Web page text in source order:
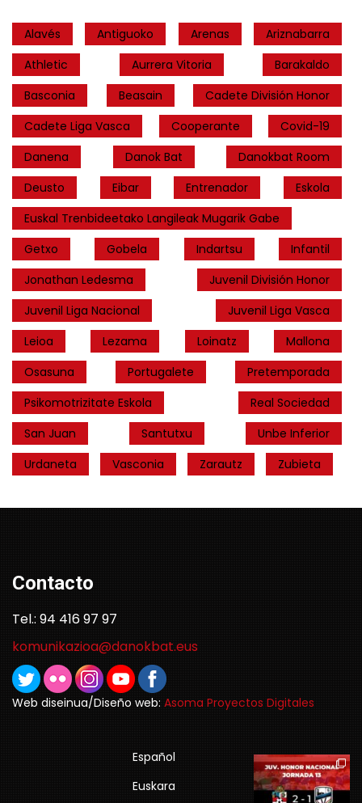
Alavés Antiguoko Arenas
Ariznabarra
Athletic
Aurrera Vitoria
Barakaldo
Basconia
Beasain
Cadete División Honor
Cadete Liga Vasca
Cooperante
Covid-19
Danena
Danok Bat
Danokbat Room
Deusto
Eibar Entrenador
Eskola
Euskal Trenbideetako Langileak Mugarik Gabe
Getxo
Gobela Indartsu
Infantil
Jonathan Ledesma
Juvenil División Honor
Juvenil Liga Nacional
Juvenil Liga Vasca
Leioa
Lezama Loinatz
Mallona
Osasuna
Portugalete
Pretemporada
Psikomotrizitate Eskola
Real Sociedad
San Juan
Santutxu
Unbe Inferior
Urdaneta
Vasconia Zarautz Zubieta
Contacto
Tel.: 94 416 97 97
komunikazioa@danokbat.eus
Web diseinua/Diseño web: Asoma Proyectos Digitales
Español
Euskara